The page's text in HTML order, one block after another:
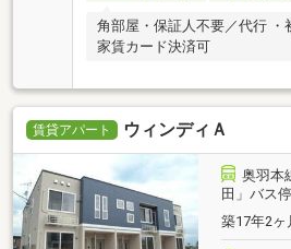
角部屋・保証人不要／代行 ・
家賃カード決済可
賃貸アパート ウィンディＡ
奥羽本
田」バス
築17年2ヶ